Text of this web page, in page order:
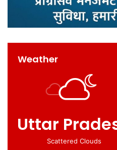
Weather
Uttar
Scattered Clouds